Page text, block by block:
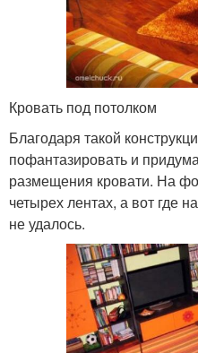
Кровать под потолком
Благодаря такой
пофантазировать и
размещения кровати. На
четырех лентах, а вот где
не удалось.